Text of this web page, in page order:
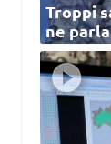
Troppi
ne